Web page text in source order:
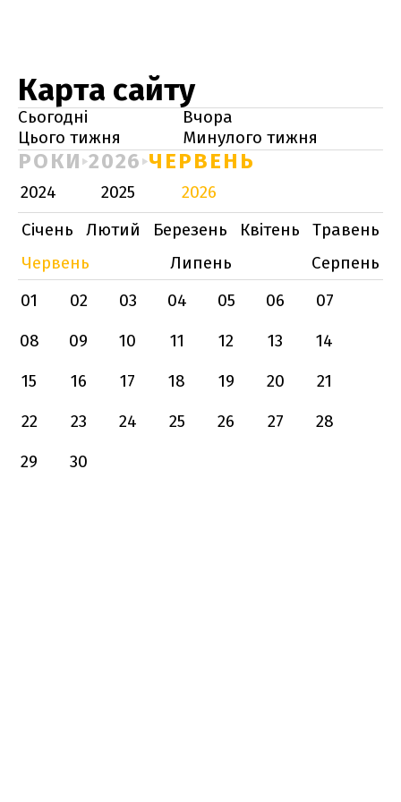
Карта сайту
Сьогодні
Вчора
Цього тижня
Минулого тижня
РОКИ 2026 ЧЕРВЕНЬ
2024 2025
2026
Січень
Лютий Березень Квітень
Травень
Червень
Липень
Серпень
01
02 03 04 05 06
07
08
09 10 11 12 13
14
15
16 17 18 19 20
21
22
23 24 25 26 27
28
29
30